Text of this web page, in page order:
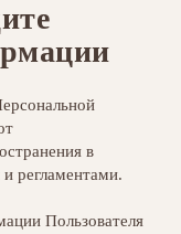
в
регламентами.
Пользователя